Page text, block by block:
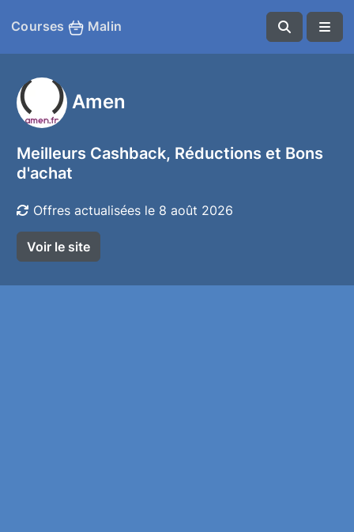
Courses Malin
Amen
Meilleurs Cashback, Réductions et Bons
d'achat
Offres actualisées le 8 août 2026
Voir le site